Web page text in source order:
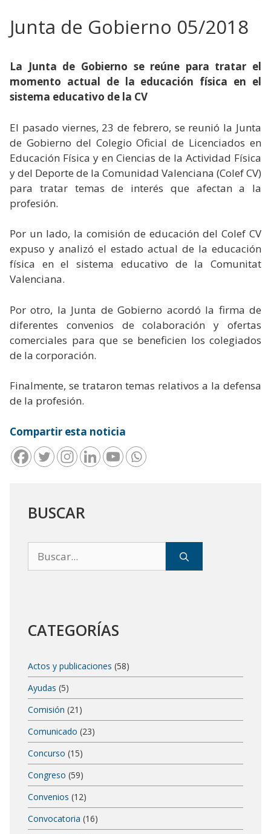
Junta de Gobierno 05/2018
La Junta de Gobierno se reúne para tratar el
momento actual de la educación física en el
sistema educativo de la CV
El pasado viernes, 23 de febrero, se reunió la Junta
de Gobierno del Colegio Oficial de Licenciados en
Educación Física y en Ciencias de la Actividad Física
y del Deporte de la Comunidad Valenciana (Colef CV)
para tratar temas de interés que afectan a la
profesión.
Por un lado, la comisión de educación del Colef CV
expuso y analizó el estado actual de la educación
física en el sistema educativo de la Comunitat
Valenciana.
Por otro, la Junta de Gobierno acordó la firma de
diferentes convenios de colaboración y ofertas
comerciales para que se beneficien los colegiados
de la corporación.
Finalmente, se trataron temas relativos a la defensa
de la profesión.
Compartir esta noticia
BUSCAR
CATEGORÍAS
Actos y publicaciones (58)
Ayudas (5)
Comisión (21)
Comunicado (23)
Concurso (15)
Congreso (59)
Convenios (12)
Convocatoria (16)